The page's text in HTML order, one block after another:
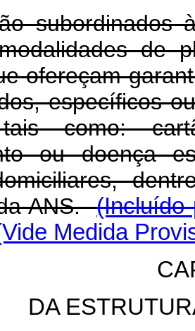
subordinados
de
ofereçam
específicos
tais como:
ou doença
ANS.(Incluído
Medida
DA